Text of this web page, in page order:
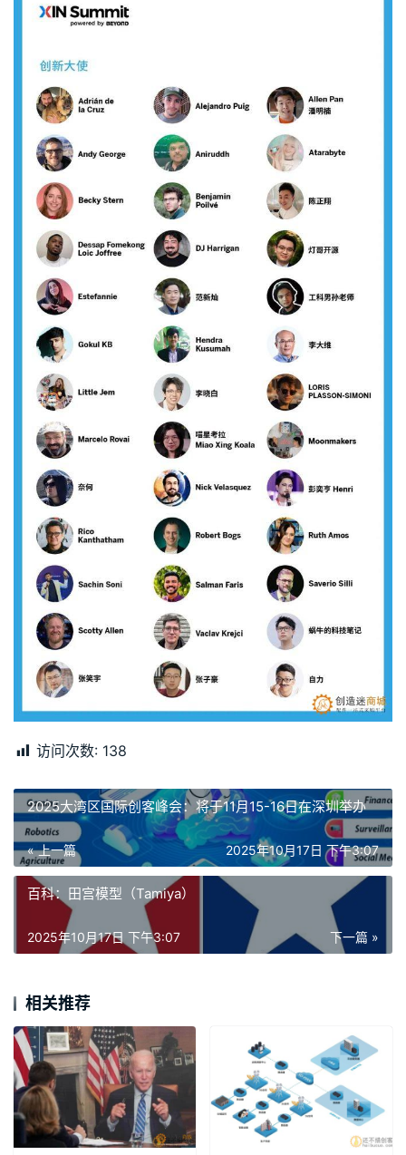
访问次数: 138
2025大湾区国际创客峰会：将于11月15-16日在深圳举办
« 上一篇 2025年10月17日 下午3:07
百科：田宫模型（Tamiya）
下一篇 »
2025年10月17日 下午3:07
相关推荐